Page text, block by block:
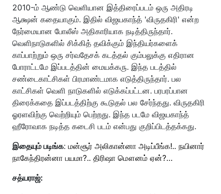
2010-ம் ஆண்டு வெளியான இத்திரைப்படம் ஒரு அதிரடி
ஆக்ஷன் கதையாகும். இதில் விஜயகாந்த் 'விருதகிரி' என்ற
நேர்மையான போலீஸ் அதிகாரியாக நடித்திருந்தார்.
வெளிநாடுகளில் சிக்கித் தவிக்கும் இந்தியர்களைக்
காப்பாற்றும் ஒரு சர்வதேசக் கடத்தல் கும்பலுக்கு எதிரான
போராட்டமே இப்படத்தின் மையக்கரு. இந்த படத்தில்
சண்டைகாட்சிகள் பிரமாண்டமாக எடுத்திருந்தார். பல
காட்சிகள் வெளி நாடுகளில் எடுக்கப்பட்டன. பரபரப்பான
திரைக்கதை இப்படத்திற்கு கூடுதல் பல சேர்ந்தது. விருதகிரி
ஓரளவிற்கு வெற்றியும் பெற்றது. இந்த படமே விஜயகாந்த்
ஹீரோவாக நடித்த கடைசி படம் என்பது குறிப்பிடத்தக்கது.
இதையும் படிங்க: மன்சூர் அலிகான்னா அடிப்பீங்க!.. நயினார்
நாகேந்திரன்னா பயமா?.. திரிஷா மௌனம் ஏன்?…
சத்யராஜ்: